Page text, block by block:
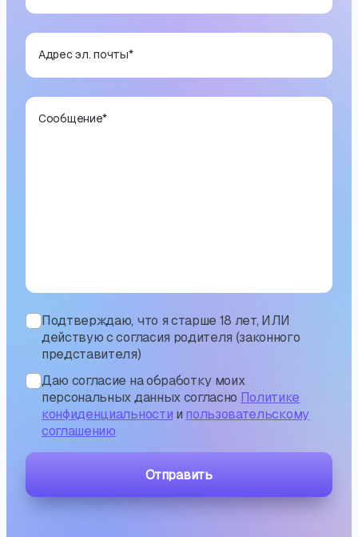
Адрес эл. почты*
Сообщение*
Подтверждаю, что я старше 18 лет, ИЛИ
действую с согласия родителя (законного
представителя)
Даю согласие на обработку моих
персональных данных согласно Политике
конфиденциальности и пользовательскому
соглашению
Отправить